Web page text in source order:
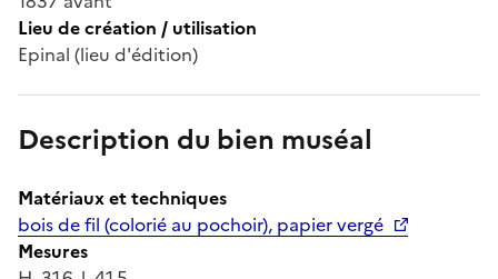
Lieu de création / utilisation
Epinal (lieu d'édition)
Description du bien muséal
Matériaux et techniques
bois de fil (colorié au pochoir), papier vergé
Mesures